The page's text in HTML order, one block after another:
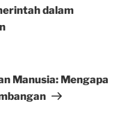
dalam
Manusia: Mengapa